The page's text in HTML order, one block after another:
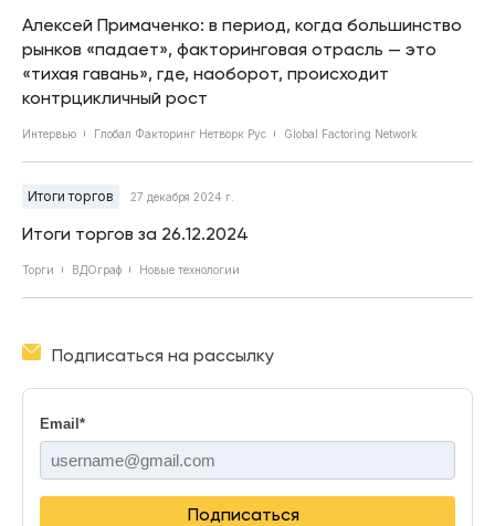
Алексей Примаченко: в период, когда большинство
рынков «падает», факторинговая отрасль — это
«тихая гавань», где, наоборот, происходит
контрцикличный рост
Интервью Глобал Факторинг Нетворк Рус Global Factoring Network
Итоги торгов 27 декабря 2024 г.
Итоги торгов за 26.12.2024
Торги ВДОграф Новые технологии
Подписаться на рассылку
Email *
Подписаться